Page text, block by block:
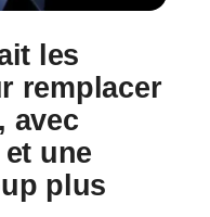
les
remplacer
avec
une
plus